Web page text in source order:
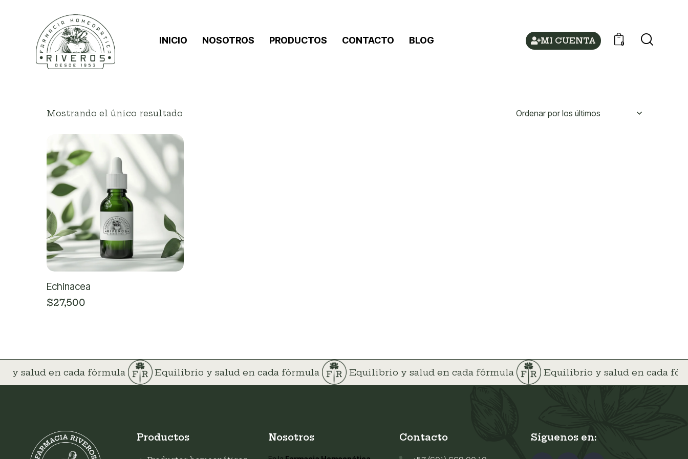
INICIO NOSOTROS PRODUCTOS CONTACTO BLOG MI CUENTA 0
Mostrando el único resultado
Echinacea
$27,500
y salud en cada fórmula Equilibrio y salud en cada fórmula Equilibrio y salud en cada fórmula Equilibrio y salud en cada
Productos Nosotros Contacto Síguenos en: